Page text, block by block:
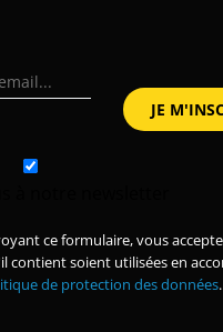
ce formulaire, vous
contient soient utilisées en
de protection des données.